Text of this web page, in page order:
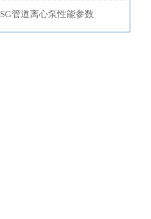
SG管道离心泵性能参数